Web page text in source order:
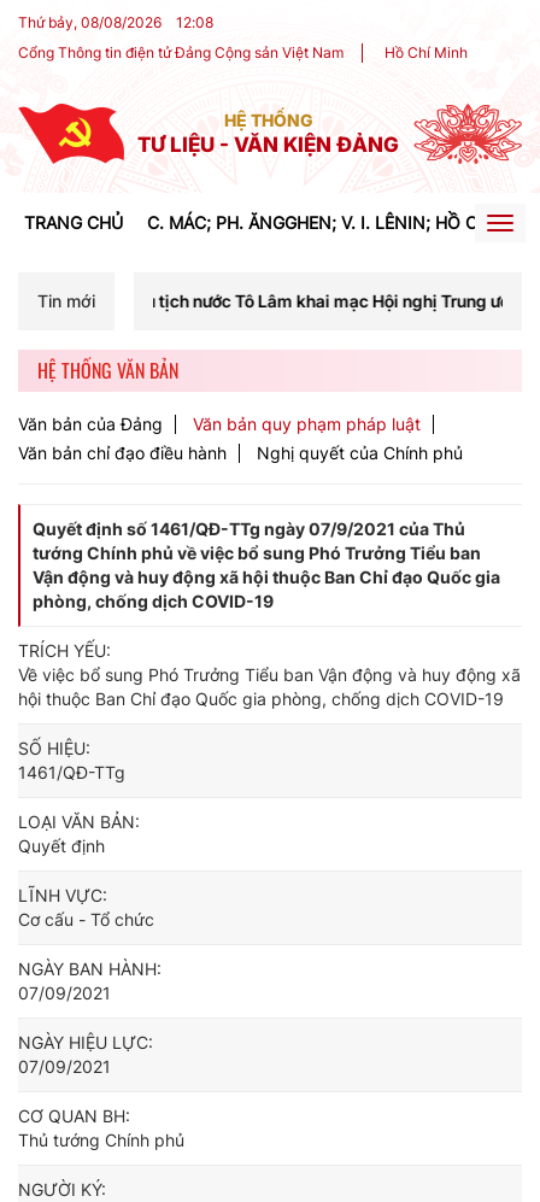
Thứ bảy, 08/08/2026 12:08
Cổng Thông tin điện tử Đảng Cộng sản Việt Nam
Hồ Chí Minh
HỆ THỐNG
TƯ LIỆU - VĂN KIỆN ĐẢNG
TRANG CHỦ C. MÁC; PH. ĂNGGHEN; V. I. LÊNIN; HỒ CHÍ
Tin mới
tịch nước Tô Lâm khai mạc Hội nghị Trung ương lần thứ ba khóa
HỆ THỐNG VĂN BẢN
Văn bản của Đảng
Văn bản quy phạm pháp luật
Văn bản chỉ đạo điều hành
Nghị quyết của Chính phủ
Quyết định số 1461/QĐ-TTg ngày 07/9/2021 của Thủ
tướng Chính phủ về việc bổ sung Phó Trưởng Tiểu ban
Vận động và huy động xã hội thuộc Ban Chỉ đạo Quốc gia
phòng, chống dịch COVID-19
TRÍCH YẾU:
Về việc bổ sung Phó Trưởng Tiểu ban Vận động và huy động xã
hội thuộc Ban Chỉ đạo Quốc gia phòng, chống dịch COVID-19
SỐ HIỆU:
1461/QĐ-TTg
LOẠI VĂN BẢN:
Quyết định
LĨNH VỰC:
Cơ cấu - Tổ chức
NGÀY BAN HÀNH:
07/09/2021
NGÀY HIỆU LỰC:
07/09/2021
CƠ QUAN BH:
Thủ tướng Chính phủ
NGƯỜI KÝ: